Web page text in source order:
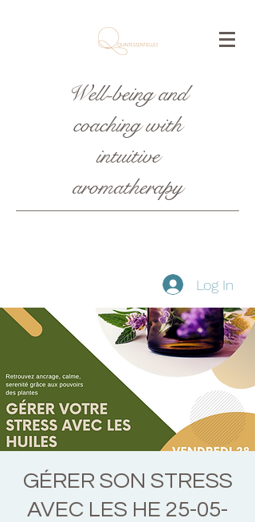
Well-being and
coaching with
intuitive
aromatherapy
Log In
GÉRER SON STRESS
AVEC LES HE 25-05-